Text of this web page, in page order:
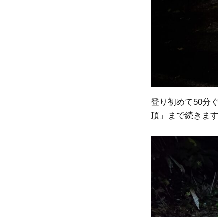
登り初めて50分
頂」まで続きます